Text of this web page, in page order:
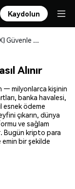
Kaydolun
NFTX (NFTX) Güvenle Satın Alın ve Saklayın
Alınır
— milyonlarca kişinin
banka havalesi,
esnek ödeme
çıkarın, dünya
ve sağlam
Bugün kripto para
bir şekilde